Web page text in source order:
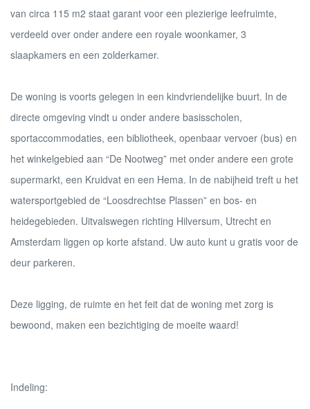
van circa 115 m2 staat garant voor een plezierige leefruimte,
verdeeld over onder andere een royale woonkamer, 3
slaapkamers en een zolderkamer.
De woning is voorts gelegen in een kindvriendelijke buurt. In de
directe omgeving vindt u onder andere basisscholen,
sportaccommodaties, een bibliotheek, openbaar vervoer (bus) en
het winkelgebied aan “De Nootweg” met onder andere een grote
supermarkt, een Kruidvat en een Hema. In de nabijheid treft u het
watersportgebied de “Loosdrechtse Plassen” en bos- en
heidegebieden. Uitvalswegen richting Hilversum, Utrecht en
Amsterdam liggen op korte afstand. Uw auto kunt u gratis voor de
deur parkeren.
Deze ligging, de ruimte en het feit dat de woning met zorg is
bewoond, maken een bezichtiging de moeite waard!
Indeling: